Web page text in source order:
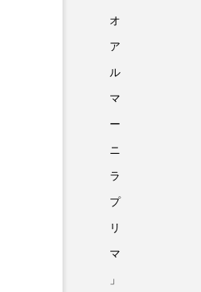
オ
ア
ル
マ
ー
ニ
ラ
プ
リ
マ
」